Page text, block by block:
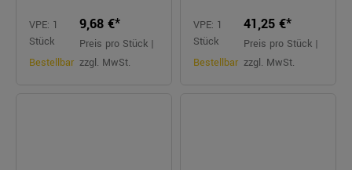
VPE: 1
Stück
Bestellbar
9,68 €*
Preis pro Stück |
zzgl. MwSt.
VPE: 1
Stück
Bestellbar
41,25 €*
Preis pro Stück |
zzgl. MwSt.